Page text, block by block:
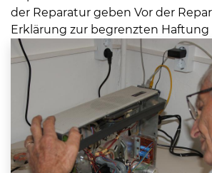
der Reparatur geben Vor der
Erklärung zur begrenzten